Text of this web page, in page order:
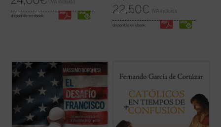
IVA incluido
disponible en ebook: 22,50€ IVA incluido
disponible en ebook:
Borghesi analiza el drama interno que hoy
desgarra a la Iglesia —que transita entre el
neoconservadurismo y el «hospital de
campaña»—, sus orígenes y sus
protagonistas, y el riesgo de que pueda
conducir a un «cisma» ...
(ver ficha)
tiempos de confusión, el nuevo libro de
tradición cristiana vuelva a ser la
referencia que nos defina, de tal ...(ver
ficha)